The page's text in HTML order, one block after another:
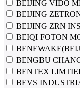
BEIJING VIDO
BEIJING
BEIJING ZRN
BEIQI FOTON
BENGBU
BENTEX
BEVS